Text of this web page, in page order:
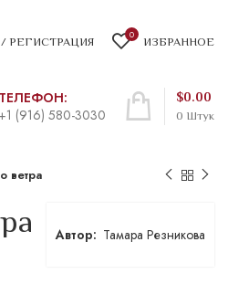
РЕГИСТРАЦИЯ 0 ИЗБРАННОЕ
ТЕЛЕФОН:
+1 (916) 580-3030
0 Штук
$0.00
ветра
Тамара Резникова